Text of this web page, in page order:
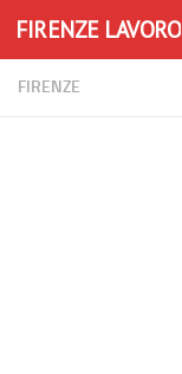
Skip to content
FIRENZE LAVORO
FIRENZE